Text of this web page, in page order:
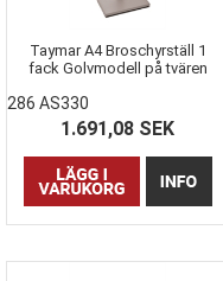
Taymar A4 Broschyrställ 1
fack Golvmodell på tvären
286 AS330
1.691,08 SEK